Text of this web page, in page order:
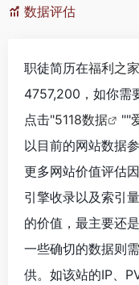
数据评估
职徒简历在福利之
4757,200，如你需
点击"5118数据 ""
以目前的网站数据
更多网站价值评估
引擎收录以及索引
的价值，最主要还
一些确切的数据则
供。如该站的IP、